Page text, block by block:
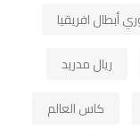
أبطال افريقيا
ريال مدريد
كاس العالم